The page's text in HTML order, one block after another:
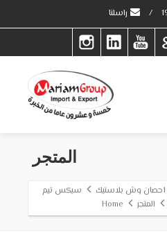
/ راسلنا
المتجر
سيكس تيم
المتجر Home